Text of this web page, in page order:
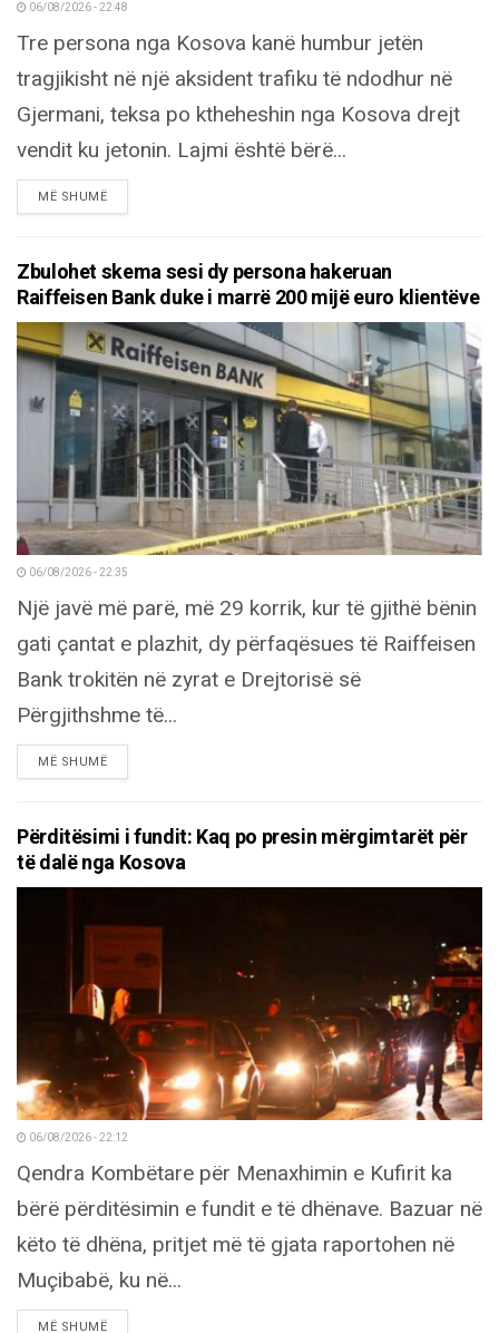
06/08/2026 - 22:48
Tre persona nga Kosova kanë humbur jetën
tragjikisht në një aksident trafiku të ndodhur në
Gjermani, teksa po ktheheshin nga Kosova drejt
vendit ku jetonin. Lajmi është bërë...
MË SHUMËDETAILS
Zbulohet skema sesi dy persona hakeruan
Raiffeisen Bank duke i marrë 200 mijë euro klientëve
06/08/2026 - 22:35
Një javë më parë, më 29 korrik, kur të gjithë bënin
gati çantat e plazhit, dy përfaqësues të Raiffeisen
Bank trokitën në zyrat e Drejtorisë së
Përgjithshme të...
MË SHUMËDETAILS
Përditësimi i fundit: Kaq po presin mërgimtarët për
të dalë nga Kosova
06/08/2026 - 22:12
Qendra Kombëtare për Menaxhimin e Kufirit ka
bërë përditësimin e fundit e të dhënave. Bazuar në
këto të dhëna, pritjet më të gjata raportohen në
Muçibabë, ku në...
MË SHUMËDETAILS